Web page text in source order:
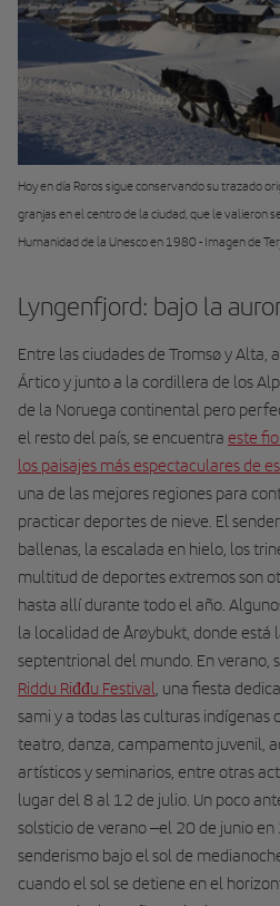
Hoy en día Røros sigue conservando su trazado
granjas en el centro de la ciudad, que le valieron
Humanidad de la Unesco en 1980 - Imagen de
Lyngenfjord: bajo la
Entre las ciudades de Tromsø y Alta,
Ártico y junto a la cordillera de los
de la Noruega continental pero
el resto del país, se encuentra este
los paisajes más espectaculares de
una de las mejores regiones para
practicar deportes de nieve. El
ballenas, la escalada en hielo, los
multitud de deportes extremos son
hasta allí durante todo el año.
la localidad de Årøybukt, donde está
septentrional del mundo. En verano,
Riddu Riđđu Festival, una fiesta
sami y a todas las culturas indígenas
teatro, danza, campamento juvenil,
artísticos y seminarios, entre otras
lugar del 8 al 12 de julio. Un poco
solsticio de verano –el 20 de junio
senderismo bajo el sol de
cuando el sol se detiene en el